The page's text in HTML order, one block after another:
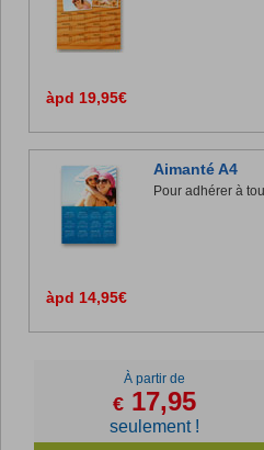
àpd 19,95€
Aimanté A4
Pour adhérer à
àpd 14,95€
À partir de
€17,95
seulement !